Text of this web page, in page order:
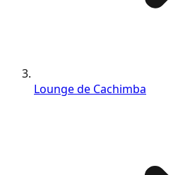
Lounge de Cachimba